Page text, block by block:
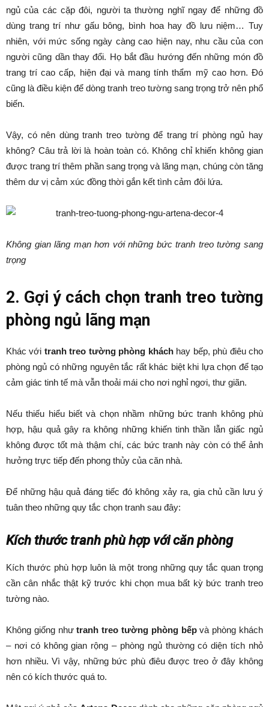
ngủ của các cặp đôi, người ta thường nghĩ ngay để những đồ
dùng trang trí như gấu bông, bình hoa hay đồ lưu niệm… Tuy
nhiên, với mức sống ngày càng cao hiện nay, nhu cầu của con
người cũng dần thay đổi. Họ bắt đầu hướng đến những món đồ
trang trí cao cấp, hiện đại và mang tính thẩm mỹ cao hơn. Đó
cũng là điều kiện để dòng tranh treo tường sang trọng trở nên phổ
biến.
Vậy, có nên dùng tranh treo tường để trang trí phòng ngủ hay
không? Câu trả lời là hoàn toàn có. Không chỉ khiến không gian
được trang trí thêm phần sang trọng và lãng mạn, chúng còn tăng
thêm dư vị cảm xúc đồng thời gắn kết tình cảm đôi lứa.
Không gian lãng mạn hơn với những bức tranh treo tường sang
trọng
2. Gợi ý cách chọn tranh treo tường
phòng ngủ lãng mạn
Khác với tranh treo tường phòng kháchhay bếp, phù điêu cho
phòng ngủ có những nguyên tắc rất khác biệt khi lựa chọn để tạo
cảm giác tinh tế mà vẫn thoải mái cho nơi nghỉ ngơi, thư giãn.
Nếu thiếu hiểu biết và chọn nhầm những bức tranh không phù
hợp, hậu quả gây ra không những khiến tinh thần lẫn giấc ngủ
không được tốt mà thậm chí, các bức tranh này còn có thể ảnh
hưởng trực tiếp đến phong thủy của căn nhà.
Để những hậu quả đáng tiếc đó không xảy ra, gia chủ cần lưu ý
tuân theo những quy tắc chọn tranh sau đây:
Kích thước tranh phù hợp với căn phòng
Kích thước phù hợp luôn là một trong những quy tắc quan trọng
cần cân nhắc thật kỹ trước khi chọn mua bất kỳ bức tranh treo
tường nào.
Không giống nhưtranh treo tường phòng bếpvà phòng khách
– nơi có không gian rộng – phòng ngủ thường có diện tích nhỏ
hơn nhiều. Vì vậy, những bức phù điêu được treo ở đây không
nên có kích thước quá to.